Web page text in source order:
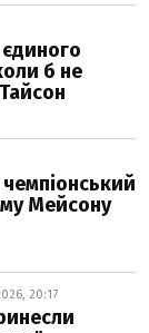
б не
Мейсону
20:17